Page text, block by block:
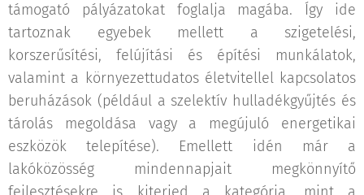
támogató pályázatokat foglalja magába. Így ide
tartoznak egyebek mellett a szigetelési,
korszerűsítési, felújítási és építési munkálatok,
valamint a környezettudatos életvitellel kapcsolatos
beruházások (például a szelektív hulladékgyűjtés és
tárolás megoldása vagy a megújuló energetikai
eszközök telepítése). Emellett idén már a
lakóközösség mindennapjait megkönnyítő
fejlesztésekre is kiterjed a kategória, mint a